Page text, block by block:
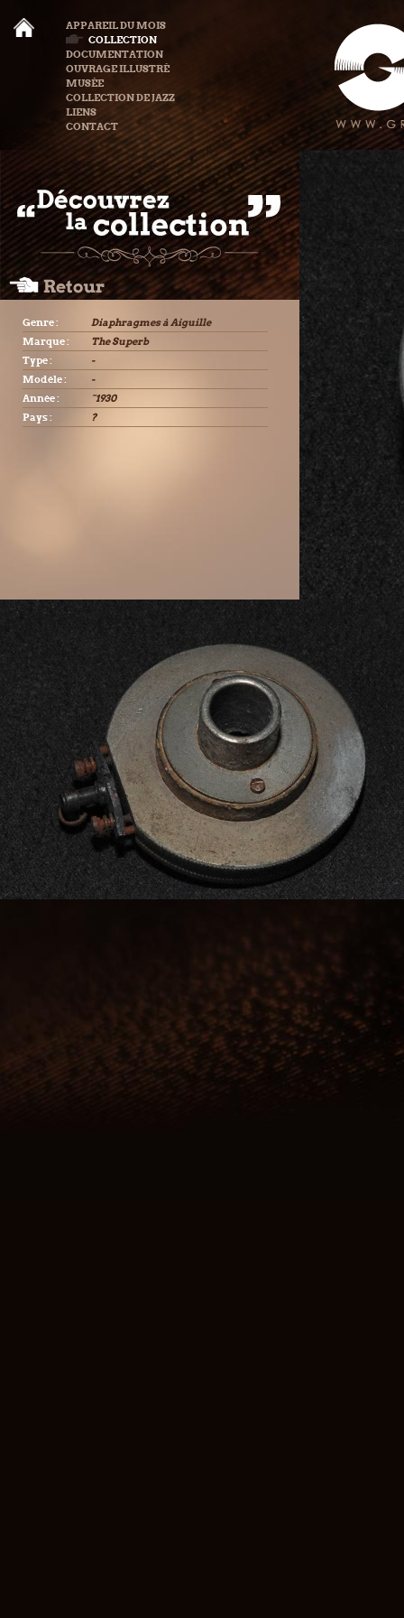
APPAREIL DU MOIS
COLLECTION
DOCUMENTATION
OUVRAGE ILLUSTRÉ
MUSÉE
COLLECTION DE JAZZ
LIENS
CONTACT
Genre :
Diaphragmes à Aiguille
Marque :
The Superb
Type :
-
Modèle :
-
Année :
˜1930
Pays :
?